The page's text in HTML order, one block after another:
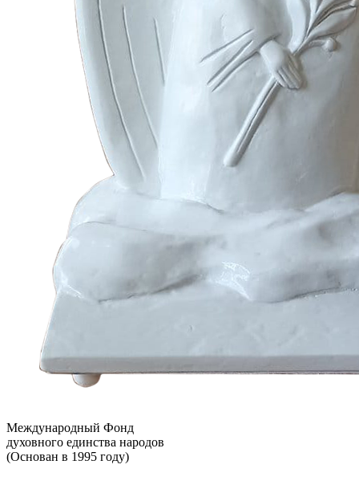
Международный Фонд
духовного единства народов
(Основан в 1995 году)